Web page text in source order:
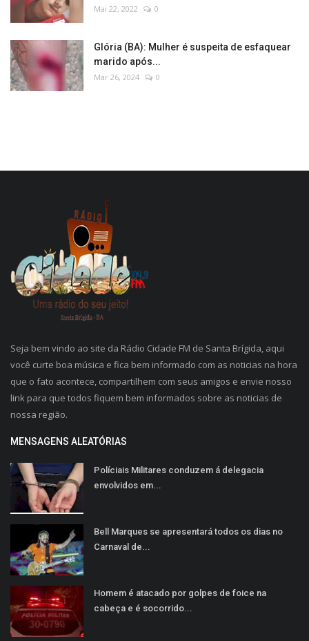
Mai 22, 2022 0
Glória (BA): Mulher é suspeita de esfaquear
marido após...
Mar 26, 2024 0
Seja bem vindo ao site da Rádio Cidade FM de Santa Brígida, aqui
você curte boa música e fica bem informado com as noticias na hora
que o fato acontece, compartilhem com seus amigos e envie nosso
link para que todos fiquem bem informados sobre as noticias de
nossa região.
MENSAGENS ALEATÓRIAS
Políciais Militares conduzem á delegacia
envolvidos em...
Bell Marques se apresentará todos os dias no
Carnaval de...
Homem é atacado por golpes de foice na
cabeça e é socorrido...